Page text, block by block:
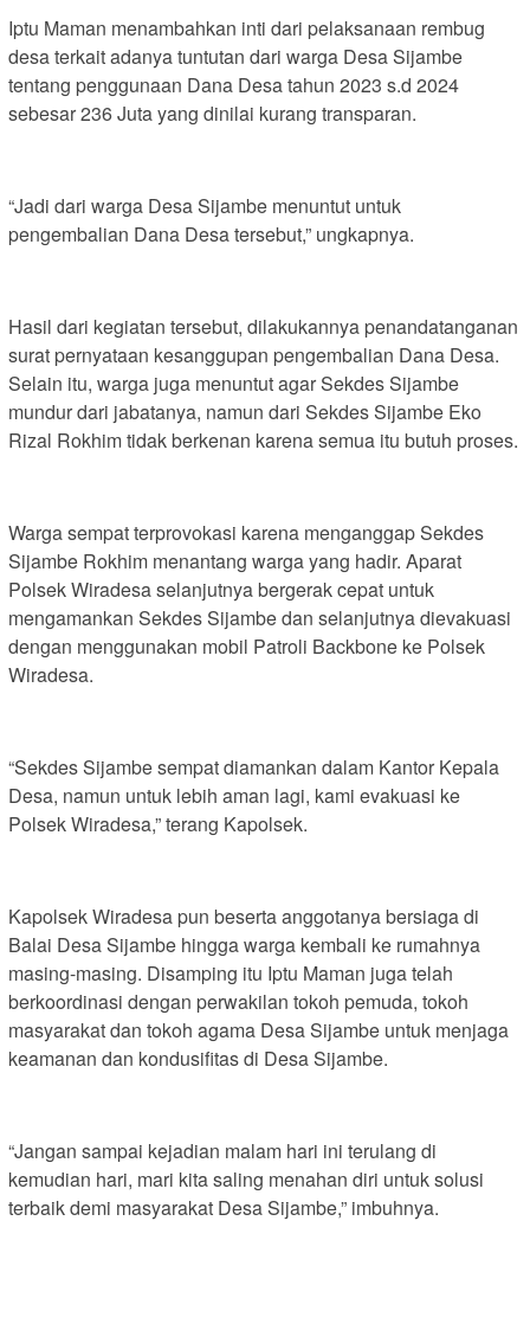
Iptu Maman menambahkan inti dari pelaksanaan rembug
desa terkait adanya tuntutan dari warga Desa Sijambe
tentang penggunaan Dana Desa tahun 2023 s.d 2024
sebesar 236 Juta yang dinilai kurang transparan.
“Jadi dari warga Desa Sijambe menuntut untuk
pengembalian Dana Desa tersebut,” ungkapnya.
Hasil dari kegiatan tersebut, dilakukannya penandatanganan
surat pernyataan kesanggupan pengembalian Dana Desa.
Selain itu, warga juga menuntut agar Sekdes Sijambe
mundur dari jabatanya, namun dari Sekdes Sijambe Eko
Rizal Rokhim tidak berkenan karena semua itu butuh proses.
Warga sempat terprovokasi karena menganggap Sekdes
Sijambe Rokhim menantang warga yang hadir. Aparat
Polsek Wiradesa selanjutnya bergerak cepat untuk
mengamankan Sekdes Sijambe dan selanjutnya dievakuasi
dengan menggunakan mobil Patroli Backbone ke Polsek
Wiradesa.
“Sekdes Sijambe sempat diamankan dalam Kantor Kepala
Desa, namun untuk lebih aman lagi, kami evakuasi ke
Polsek Wiradesa,” terang Kapolsek.
Kapolsek Wiradesa pun beserta anggotanya bersiaga di
Balai Desa Sijambe hingga warga kembali ke rumahnya
masing-masing. Disamping itu Iptu Maman juga telah
berkoordinasi dengan perwakilan tokoh pemuda, tokoh
masyarakat dan tokoh agama Desa Sijambe untuk menjaga
keamanan dan kondusifitas di Desa Sijambe.
“Jangan sampai kejadian malam hari ini terulang di
kemudian hari, mari kita saling menahan diri untuk solusi
terbaik demi masyarakat Desa Sijambe,” imbuhnya.